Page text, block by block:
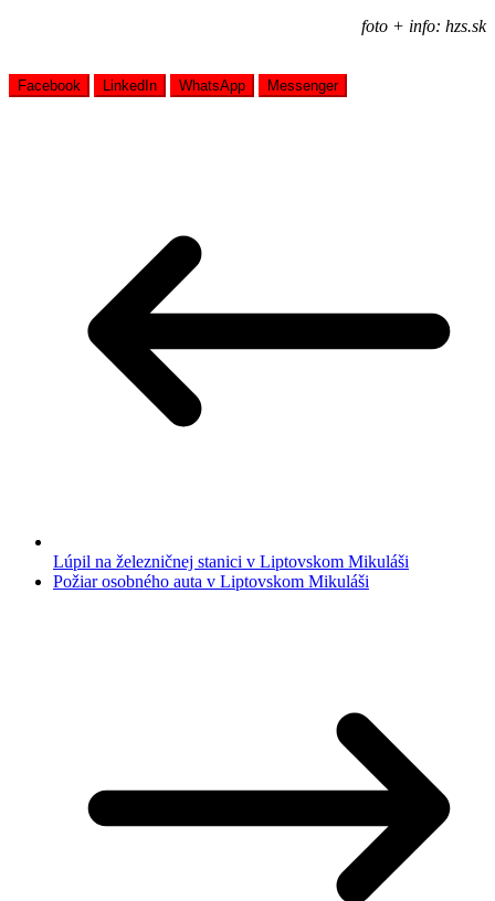
foto + info: hzs.sk
Facebook LinkedIn WhatsApp Messenger
Lúpil na železničnej stanici v Liptovskom Mikuláši
Požiar osobného auta v Liptovskom Mikuláši